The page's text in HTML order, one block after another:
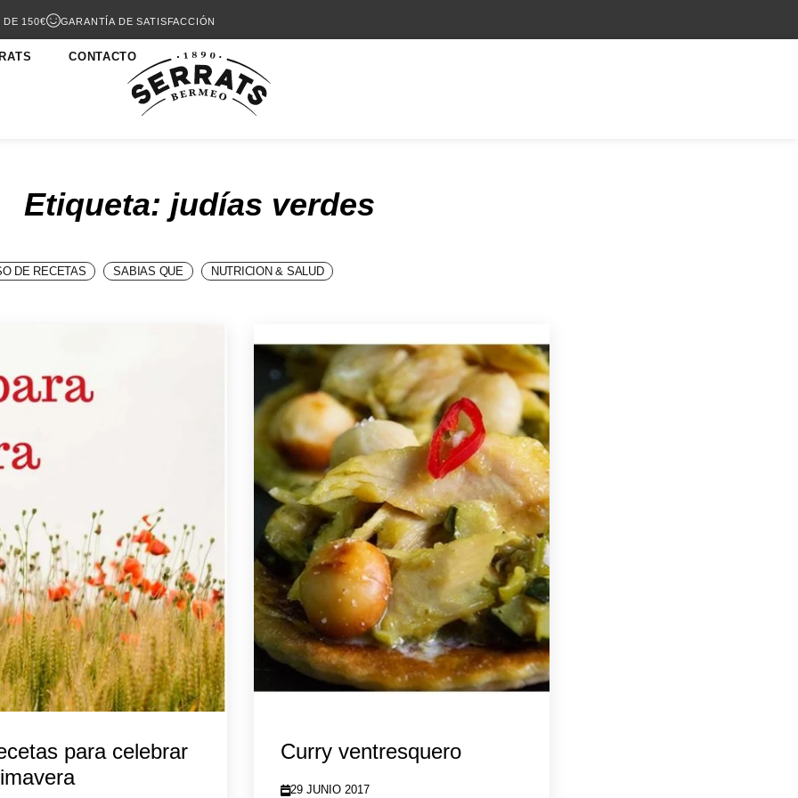
DE 150€ GARANTÍA DE SATISFACCIÓN
CONTACTO
Etiqueta: judías verdes
DE RECETAS SABIAS QUE NUTRICION & SALUD
para celebrar
Curry ventresquero
29 JUNIO 2017